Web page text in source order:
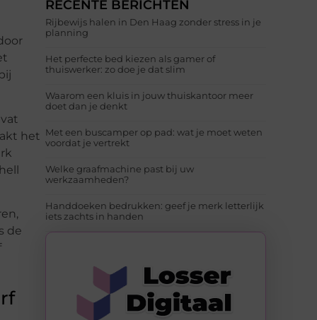
het
de
RECENTE BERICHTEN
Rijbewijs halen in Den Haag zonder stress in je
planning
Het perfecte bed kiezen als gamer of
thuiswerker: zo doe je dat slim
Waarom een kluis in jouw thuiskantoor meer
doet dan je denkt
Met een buscamper op pad: wat je moet weten
voordat je vertrekt
Welke graafmachine past bij uw
werkzaamheden?
Handdoeken bedrukken: geef je merk letterlijk
iets zachts in handen